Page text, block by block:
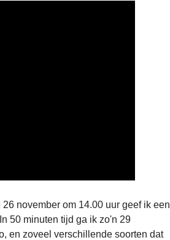
november om 14.00 uur geef ik een
50 minuten tijd ga ik zo'n 29
en zoveel verschillende soorten dat